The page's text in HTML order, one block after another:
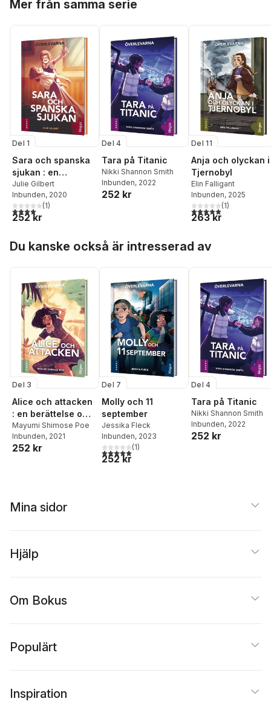
Mer från samma serie
Del 1
Sara och spanska
sjukan : en
berättelse om att
överleva
influensan 1918
Julie Gilbert
Inbunden, 2020
4,0utav 5 stjärnor. Totalt antal röster:
(1)
252 kr
Del 4
Tara på Titanic
Nikki Shannon Smith
Inbunden, 2022
252 kr
Del 11
Anja och olyckan i
Tjernobyl
Elin Falligant
Inbunden, 2025
5,0utav 5 stjärnor.
(1)
263 kr
Du kanske också är intresserad av
Del 3
Alice och attacken
: en berättelse om
attacken mot Pearl
Harbor 1941
Mayumi Shimose Poe
Inbunden, 2021
252 kr
Del 7
Molly och 11
september
Jessika Fleck
Inbunden, 2023
5,0utav 5 stjärnor. Totalt antal röster:
(1)
252 kr
Del 4
Tara på Titanic
Nikki Shannon Smith
Inbunden, 2022
252 kr
Mina sidor
Hjälp
Om Bokus
Populärt
Inspiration